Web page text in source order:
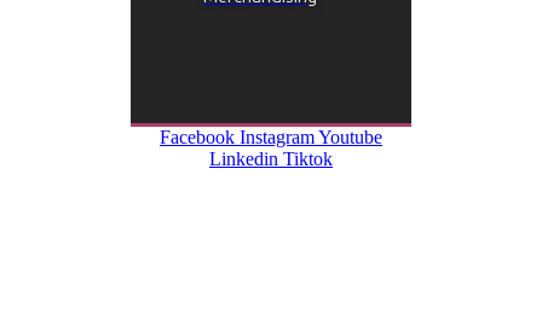
Facebook InstagramYoutube
Linkedin Tiktok